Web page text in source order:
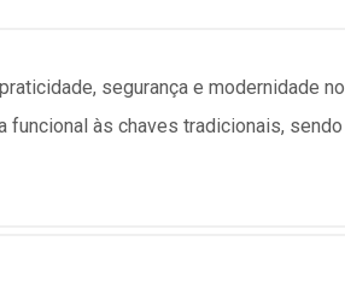
segurança e modernidade no
funcional às chaves tradicionais, sendo